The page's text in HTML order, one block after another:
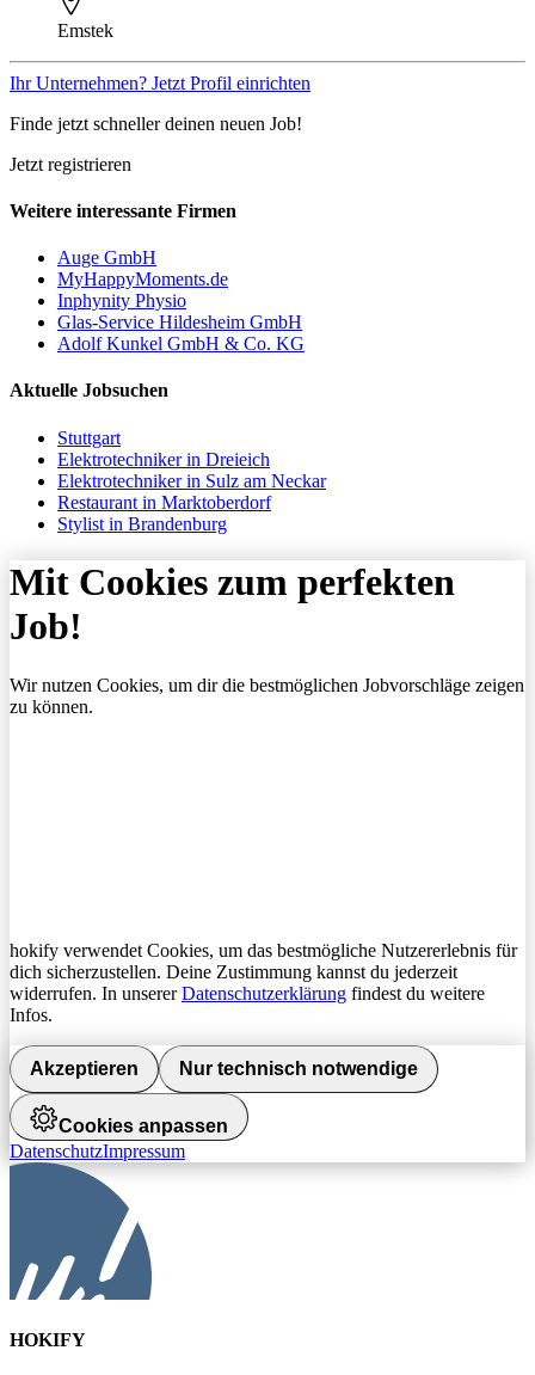
Emstek
Ihr Unternehmen? Jetzt Profil einrichten
Finde jetzt schneller deinen neuen Job!
Jetzt registrieren
Weitere interessante Firmen
Auge GmbH
MyHappyMoments.de
Inphynity Physio
Glas-Service Hildesheim GmbH
Adolf Kunkel GmbH & Co. KG
Aktuelle Jobsuchen
Stuttgart
Elektrotechniker in Dreieich
Elektrotechniker in Sulz am Neckar
Restaurant in Marktoberdorf
Stylist in Brandenburg
Mit Cookies zum perfekten
Job!
Wir nutzen Cookies, um dir die bestmöglichen Jobvorschläge zeigen
zu können.
hokify verwendet Cookies, um das bestmögliche Nutzererlebnis für
dich sicherzustellen. Deine Zustimmung kannst du jederzeit
widerrufen. In unsererDatenschutzerklärung findest du weitere
Infos.
Akzeptieren Nur technisch notwendige
Cookies anpassen
DatenschutzImpressum
HOKIFY